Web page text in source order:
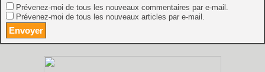
Prévenez-moi de tous les nouveaux commentaires par e-mail.
Prévenez-moi de tous les nouveaux articles par e-mail.